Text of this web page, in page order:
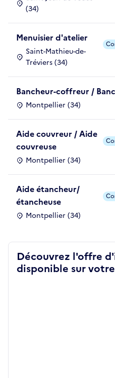
(34)
Menuisier d'atelier
Saint-Mathieu-de-
Tréviers (34)
Bancheur-coffreur /
Montpellier (34)
Aide couvreur / Aide
couvreuse
Montpellier (34)
Aide étancheur/
étancheuse
Montpellier (34)
Découvrez l'offre
disponible sur